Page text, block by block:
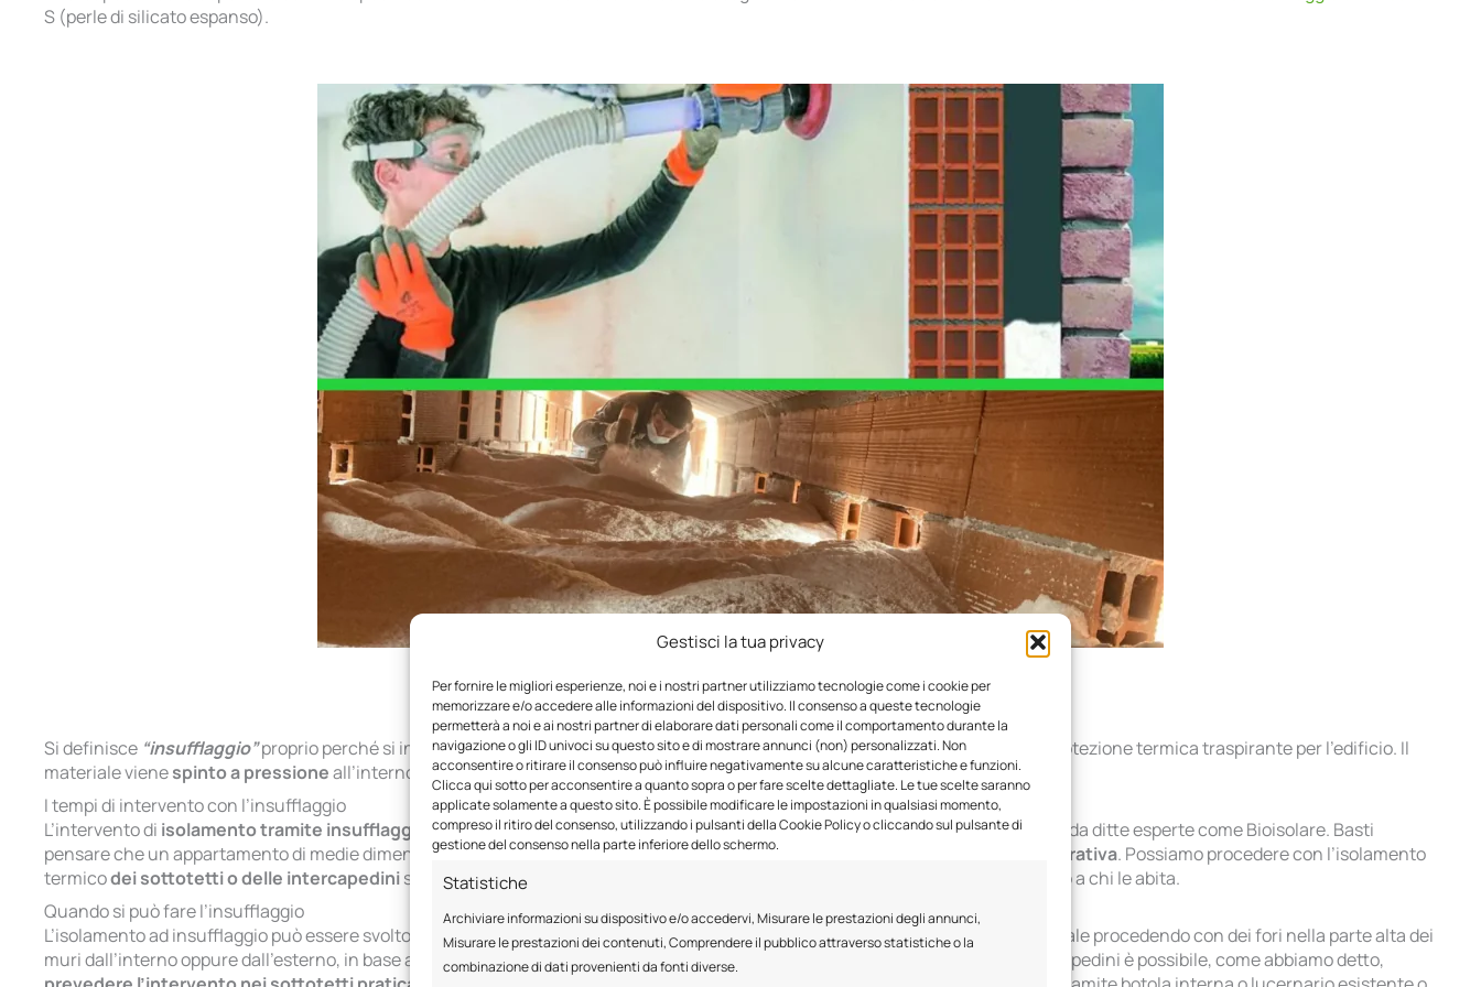
Gestisci la tua privacy
Per fornire le migliori esperienze, noi e i nostri partner utilizziamo tecnologie come i cookie per
memorizzare e/o accedere alle informazioni del dispositivo. Il consenso a queste tecnologie
permetterà a noi e ai nostri partner di elaborare dati personali come il comportamento durante la
navigazione o gli ID univoci su questo sito e di mostrare annunci (non) personalizzati. Non
acconsentire o ritirare il consenso può influire negativamente su alcune caratteristiche e funzioni.
Clicca qui sotto per acconsentire a quanto sopra o per fare scelte dettagliate. Le tue scelte saranno
applicate solamente a questo sito. È possibile modificare le impostazioni in qualsiasi momento,
compreso il ritiro del consenso, utilizzando i pulsanti della Cookie Policy o cliccando sul pulsante di
gestione del consenso nella parte inferiore dello schermo.
Statistiche
Archiviare informazioni su dispositivo e/o accedervi, Misurare le prestazioni degli annunci,
Misurare le prestazioni dei contenuti, Comprendere il pubblico attraverso statistiche o la
combinazione di dati provenienti da fonti diverse.
S (perle di silicato espanso).
Si definisce “insufflaggio”proprio perché si inserisce il materiale soffiandolo (insufflandolo) nell’area prescelta creando una protezione termica traspirante per l’edificio. Il
materiale vienespinto a pressioneall’interno mediante un apposito impianto.
I tempi di intervento con l’insufflaggio
L’intervento di isolamento tramite insufflaggio è assolutamente vantaggioso perchè può essere eseguito intempi molto brevi
da ditte esperte come Bioisolare. Basti
pensare che un appartamento di medie dimensioni (80-120 mq di superficie calpestabile) viene isolato in
una sola giornata lavorativa. Possiamo procedere con l’isolamento
termicodei sottotetti o delle intercapedinisia in case in fase di ristrutturazione che in case abitate, senza creare alcun disagio a chi le abita.
Quando si può fare l’insufflaggio
L’isolamento ad insufflaggio può essere svolto nel caso in cui esistal’intercapedinenelle pareti perimetrali: si inserisce il materiale procedendo con dei fori nella parte alta dei
muri dall’interno oppure dall’esterno, in base alle esigenze e necessità degli abitanti della casa. Oltre all’insufflaggio nelle intercapedini è possibile, come abbiamo detto,